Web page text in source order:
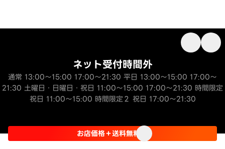
ネット受付時間外
通常 13:00～15:00 17:00～21:30 平日 13:00～15:00 17:00～
21:30 土曜日・日曜日・祝日 11:00～15:00 17:00～21:30 時間限定
祝日 11:00～15:00 時間限定２ 祝日 17:00～21:30
お店価格＋送料無料